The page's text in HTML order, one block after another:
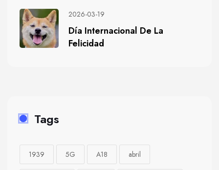
2026-03-19
Día Internacional De La
Felicidad
Tags
1939 5G A18 abril